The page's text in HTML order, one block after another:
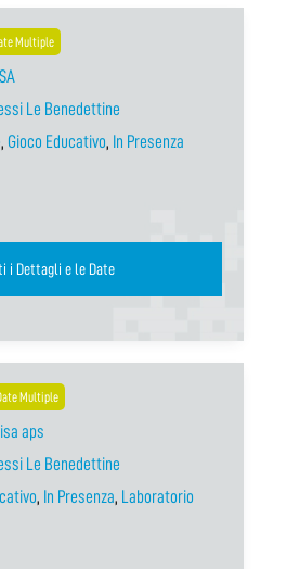
Multiple
Le Benedettine
, Gioco Educativo, In Presenza
i Dettagli e le Date
Multiple
aps
Le Benedettine
, In Presenza, Laboratorio